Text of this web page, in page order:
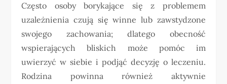
Często osoby borykające się z problemem
uzależnienia czują się winne lub zawstydzone
swojego zachowania; dlatego obecność
wspierających bliskich może pomóc im
uwierzyć w siebie i podjąć decyzję o leczeniu.
Rodzina powinna również aktywnie